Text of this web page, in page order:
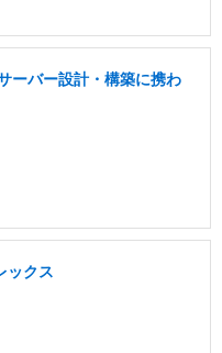
ーバー設計・構築に携わ
ックス